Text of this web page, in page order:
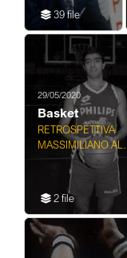
ALLENATORE
BASKET
39 file
29/05/2020
Basket
RETROSPETTIVA
MASSIMILIANO ALDI
PHILIPS MILANO
BASKET
2 file